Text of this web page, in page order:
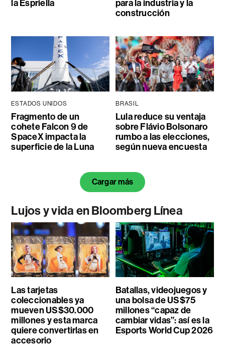
la Espriella
para la industria y la
construcción
ESTADOS UNIDOS
Fragmento de un
cohete Falcon 9 de
SpaceX impacta la
superficie de la Luna
BRASIL
Lula reduce su ventaja
sobre Flávio Bolsonaro
rumbo a las elecciones,
según nueva encuesta
Cargar más
Lujos y vida en Bloomberg Línea
Las tarjetas
coleccionables ya
mueven US$30.000
millones y esta marca
quiere convertirlas en
accesorio
Batallas, videojuegos y
una bolsa de US$75
millones “capaz de
cambiar vidas”: así es la
Esports World Cup 2026